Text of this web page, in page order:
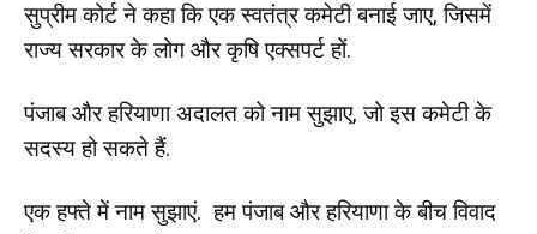
सुप्रीम कोर्ट ने कहा कि एक स्वतंत्र कमेटी बनाई जाए, जिसमें
राज्य सरकार के लोग और कृषि एक्सपर्ट हों.
पंजाब और हरियाणा अदालत को नाम सुझाए, जो इस कमेटी के
सदस्य हो सकते हैं.
एक हफ्ते में नाम सुझाएं. हम पंजाब और हरियाणा के बीच विवाद